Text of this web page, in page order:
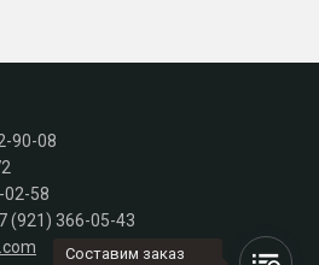
90-08
02-58
(921) 366-05-43
Составим заказ